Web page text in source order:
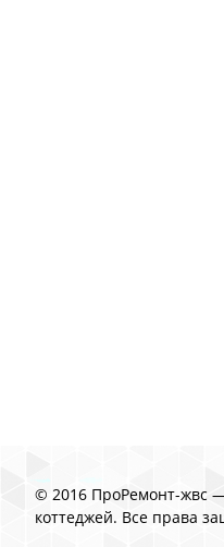
© 2016 ПроРемонт-жвс
коттеджей. Все права